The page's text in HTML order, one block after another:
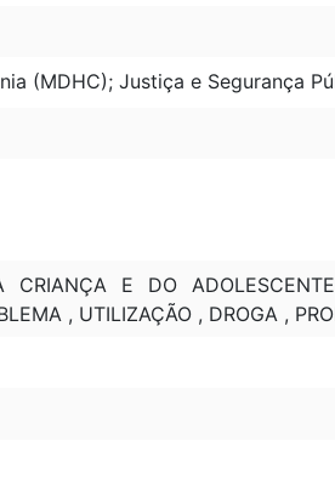
(MDHC); Justiça e Segurança
CRIANÇA E DO
, UTILIZAÇÃO , DROGA ,